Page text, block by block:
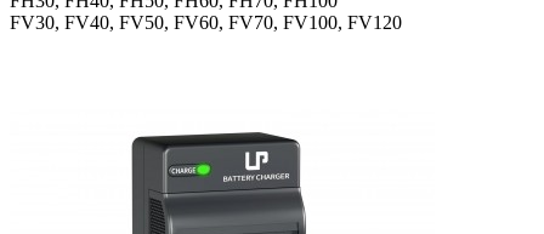
FV30, FV40, FV50, FV60, FV70, FV100, FV120